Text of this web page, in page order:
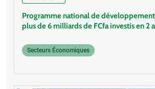
Programme national de
plus de 6 milliards de FCfa investis en 2
Secteurs Économiques